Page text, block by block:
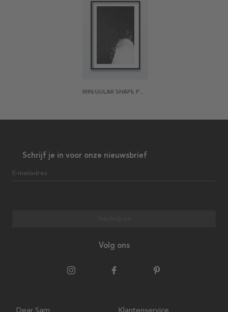
IRREGULAR SHAPE POSTER
Schrijf je in voor onze nieuwsbrief
E-mailadres
Volg ons
Dear Sam Klantenservice